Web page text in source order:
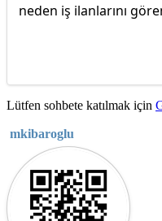
neden iş ilanlarını
Lütfen sohbete katılmak için
mkibaroglu